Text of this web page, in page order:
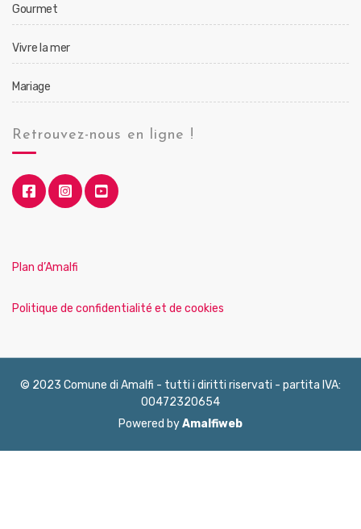
Gourmet
Vivre la mer
Mariage
Retrouvez-nous en ligne !
Plan d’Amalfi
Politique de confidentialité et de cookies
© 2023 Comune di Amalfi - tutti i diritti riservati - partita IVA:
00472320654
Powered byAmalfiweb